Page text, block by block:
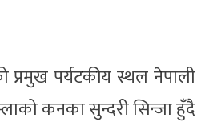
प्रमुख पर्यटकीय स्थल नेपाली
कनका सुन्दरी सिन्जा हुँदै